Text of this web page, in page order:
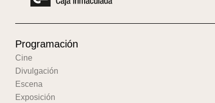
Programación
Cine
Divulgación
Escena
Exposición